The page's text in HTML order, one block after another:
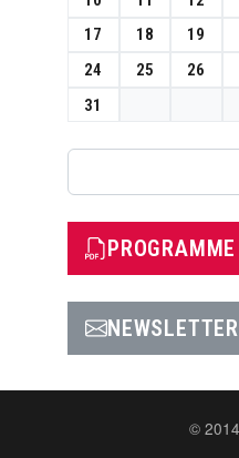
17
18 19
24
25 26
31
NEWSLETTER
©